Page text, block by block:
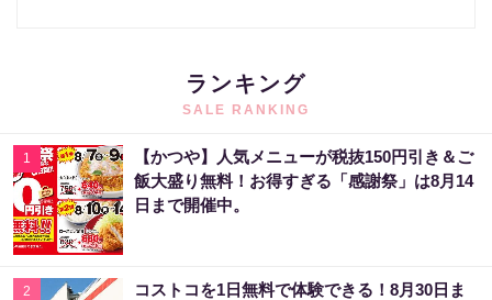
ランキング
SALE RANKING
1
【かつや】人気メニューが税抜150円引き＆ご
飯大盛り無料！お得すぎる「感謝祭」は8月14
日まで開催中。
2
コストコを1日無料で体験できる！8月30日ま